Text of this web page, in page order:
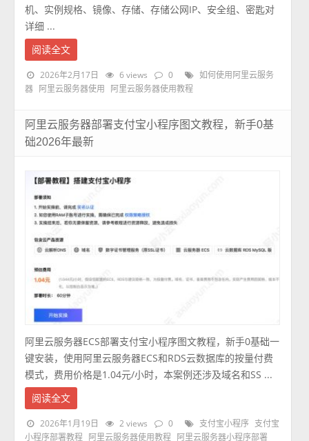
机、实例规格、镜像、存储、存储公网IP、安全组、密匙对
详细 ...
阅读全文
2026年2月17日 6 views 0
如何使用阿里云服务
器
阿里云服务器使用 阿里云服务器使用教程
阿里云服务器部署支付宝小程序图文教程，新手0基
础2026年最新
阿里云服务器ECS部署支付宝小程序图文教程，新手0基础一
键安装，使用阿里云服务器ECS和RDS云数据库的按量付费
模式，费用价格是1.04元/小时，本案例还涉及域名和SS ...
阅读全文
2026年1月19日 2 views 0 支付宝小程序
支付宝
小程序部署教程
阿里云服务器使用教程
阿里云服务器小程序部署